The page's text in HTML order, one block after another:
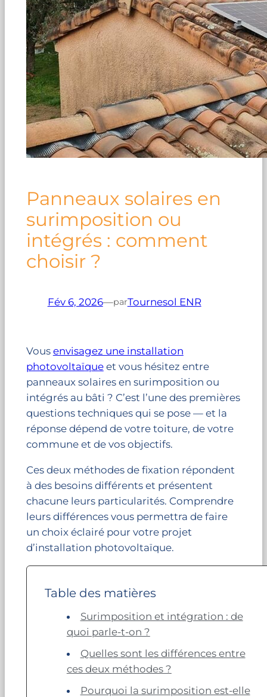
Panneaux solaires en
surimposition ou
intégrés : comment
choisir ?
Fév 6, 2026—parTournesol ENR
Vous envisagez une installation
photovoltaïqueet vous hésitez entre
panneaux solaires en surimposition ou
intégrés au bâti ? C’est l’une des premières
questions techniques qui se pose — et la
réponse dépend de votre toiture, de votre
commune et de vos objectifs.
Ces deux méthodes de fixation répondent
à des besoins différents et présentent
chacune leurs particularités. Comprendre
leurs différences vous permettra de faire
un choix éclairé pour votre projet
d’installation photovoltaïque.
Table des matières
Surimposition et intégration : de
quoi parle-t-on ?
Quelles sont les différences entre
ces deux méthodes ?
Pourquoi la surimposition est-elle